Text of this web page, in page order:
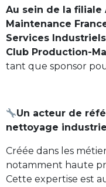
Au sein de la filiale
Maintenance
Services
Club Production-
tant que sponsor
Un acteur de
nettoyage industriel
Créée dans les
notamment haute
Cette expertise est